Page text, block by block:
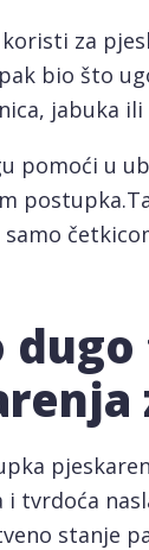
koristi za
bio što
jabuka ili
pomoći u
i tvrdoća
stanje